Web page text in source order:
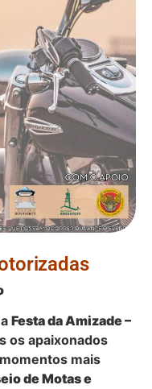
Festa da Amizade –
os apaixonados
mais
de Motas e